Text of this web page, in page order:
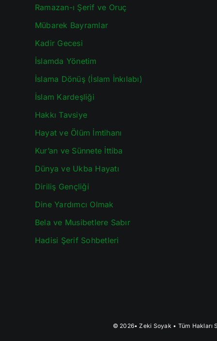
Ramazan-ı Şerif ve Oruç
Mübarek Bayramlar
Kadir Gecesi
İslamda Yönetim
İslama Dönüş (İslam İnkılabı)
İslam Kardeşliği
Hakkı Tavsiye
Hayat ve Ölüm İmtihanı
Kur’an ve Sünnete İttiba
Dünya ve Ukba Hayatı
Diriliş Gençliği
Dine Yardımcı Olmak
Bela ve Musibetlere Sabır
Hadisi Şerif Sohbetleri
© 2026•Zeki Soyak• Tüm Hakları